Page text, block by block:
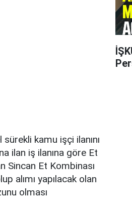
kamu işçi ilanını
ilan iş ilanına göre Et
Sincan Et Kombinası
alımı yapılacak olan
olması